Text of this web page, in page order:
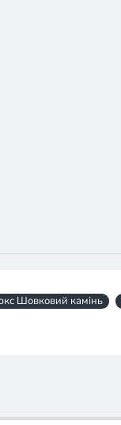
Шовковий камінь